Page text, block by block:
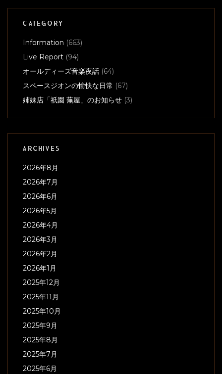
CATEGORY
Information (663)
Live Report (94)
オールディーズ音楽夜話 (64)
スペースジオンの愉快な日常 (67)
姉妹店「祇園 蕪屋」のお知らせ (3)
ARCHIVES
2026年8月
2026年7月
2026年6月
2026年5月
2026年4月
2026年3月
2026年2月
2026年1月
2025年12月
2025年11月
2025年10月
2025年9月
2025年8月
2025年7月
2025年6月